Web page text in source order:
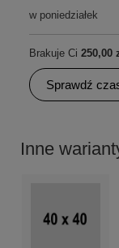
w poniedziałek
Brakuje Ci 250,00
Sprawdź
Inne